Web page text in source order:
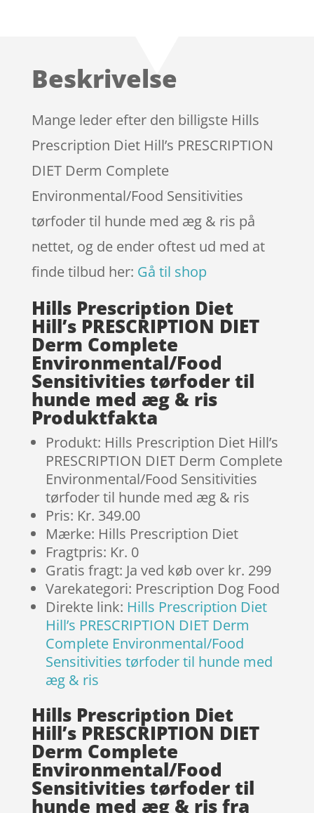
på
mmelser
Beskrivelse
Mange leder efter den billigste Hills
Prescription Diet Hill’s PRESCRIPTION
DIET Derm Complete
Environmental/Food Sensitivities
tørfoder til hunde med æg & ris på
nettet, og de ender oftest ud med at
finde tilbud her: Gå til shop
Hills Prescription Diet
Hill’s PRESCRIPTION DIET
Derm Complete
Environmental/Food
Sensitivities tørfoder til
hunde med æg & ris
Produktfakta
Produkt: Hills Prescription Diet Hill’s
PRESCRIPTION DIET Derm Complete
Environmental/Food Sensitivities
tørfoder til hunde med æg & ris
Pris: Kr. 349.00
Mærke: Hills Prescription Diet
Fragtpris: Kr. 0
Gratis fragt: Ja ved køb over kr. 299
Varekategori: Prescription Dog Food
Direkte link: Hills Prescription Diet
Hill’s PRESCRIPTION DIET Derm
Complete Environmental/Food
Sensitivities tørfoder til hunde med
æg & ris
Hills Prescription Diet
Hill’s PRESCRIPTION DIET
Derm Complete
Environmental/Food
Sensitivities tørfoder til
hunde med æg & ris fra